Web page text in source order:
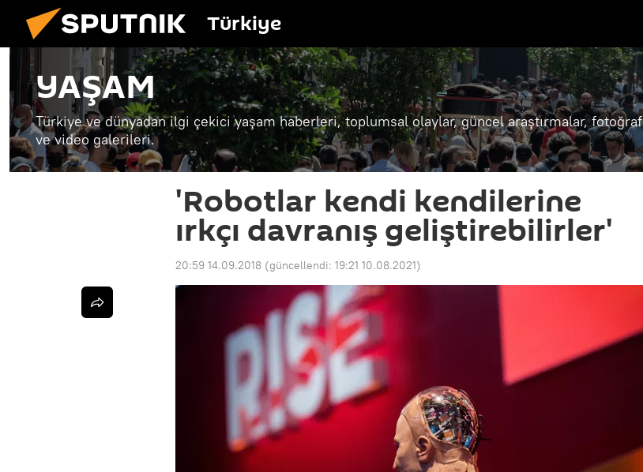
Türkiye
YAŞAM
Türkiye ve dünyadan ilgi çekici yaşam haberleri, toplumsal olaylar, güncel araştırmalar, fotoğraf
ve video galerileri.
'Robotlar kendi kendilerine
ırkçı davranış geliştirebilirler'
20:59 14.09.2018 (güncellendi: 19:21 10.08.2021)